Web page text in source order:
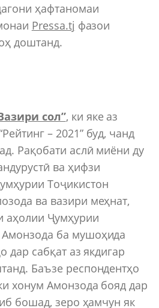
ҳафтаномаи
Pressa.tj фазои
доштанд.
сол”, ки яке аз
– 2021” буд, чанд
Рақобати аслӣ миёни ду
ва ҳифзи
Тоҷикистон
ва вазири меҳнат,
аҳолии Ҷумҳурии
ба мушоҳида
дар сабқат аз якдигар
Баъзе респондентҳо
хонум Амонзода бояд дар
бошад, зеро ҳамчун як